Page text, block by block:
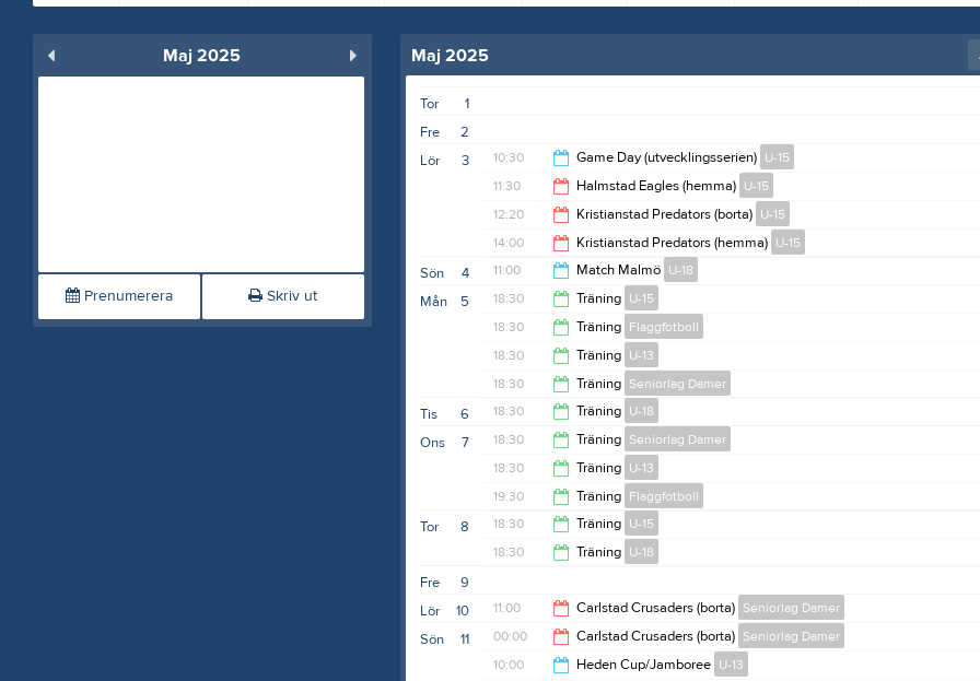
Maj 2025
Prenumerera Skriv ut
Maj 2025
1
Tor
2
Fre
3
Lör 10:30 Game Day (utvecklingsserien) U-15
15:00
11:30 Halmstad Eagles (hemma) U-15
12:15
12:20 Kristianstad Predators (borta) U-15
13:05
14:00 Kristianstad Predators (hemma) U-15
14:45
4
Sön 11:00 Match Malmö U-18
15:00
5
Mån 18:30 Träning U-15
20:00
18:30 Träning Flaggfotboll
20:00
18:30 Träning U-13
20:00
18:30 Träning Seniorlag Damer
20:00
6
Tis 18:30 Träning U-18
20:00
7
Ons 18:30 Träning Seniorlag Damer
20:00
18:30 Träning U-13
20:00
19:30 Träning Flaggfotboll
21:30
8
Tor 18:30 Träning U-15
18:30 Träning U-18
20:00
9
Fre
10
Lör 11:00 Carlstad Crusaders (borta) Seniorlag Damer
00:00
11
Sön 00:00 Carlstad Crusaders (borta) Seniorlag Damer
10:00 Heden Cup/Jamboree U-13